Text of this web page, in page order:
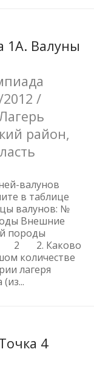
1А. Валуны
/
район,
валунов
в таблице
валунов: №
Внешние
породы
1 2 2. Каково
количестве
лагеря
4